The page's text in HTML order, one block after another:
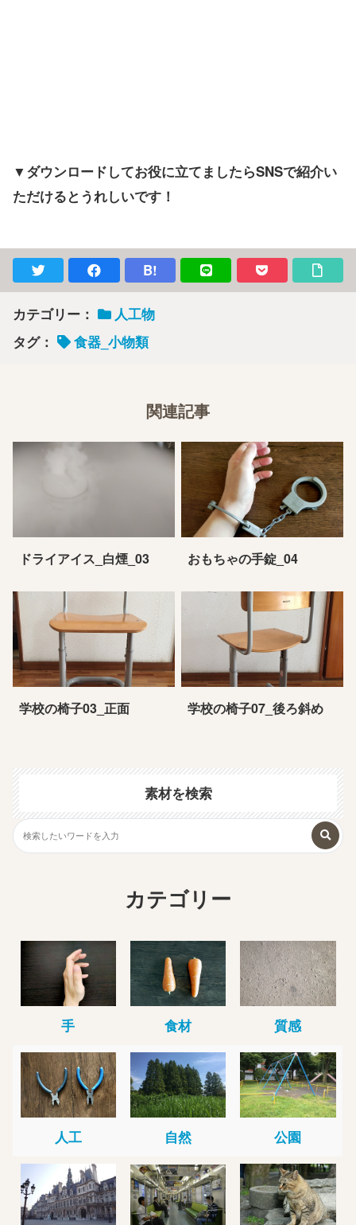
▼ダウンロードしてお役に立てましたらSNSで紹介い
ただけるとうれしいです！
B!
カテゴリー：
人工物
タグ：
食器_小物類
関連記事
ドライアイス_白煙_03 おもちゃの手錠_04
学校の椅子03_正面 学校の椅子07_後ろ斜め
素材を検索
カテゴリー
手 食材 質感
人工 自然 公園